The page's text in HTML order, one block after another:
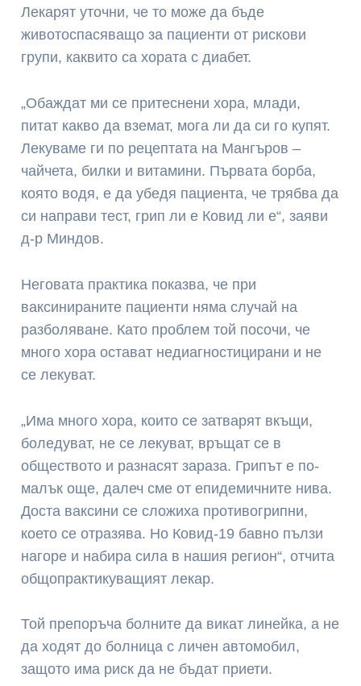
Лекарят уточни, че то може да бъде
животоспасяващо за пациенти от рискови
групи, каквито са хората с диабет.
„Обаждат ми се притеснени хора, млади,
питат какво да вземат, мога ли да си го купят.
Лекуваме ги по рецептата на Мангъров –
чайчета, билки и витамини. Първата борба,
която водя, е да убедя пациента, че трябва да
си направи тест, грип ли е Ковид ли е“, заяви
д-р Миндов.
Неговата практика показва, че при
ваксинираните пациенти няма случай на
разболяване. Като проблем той посочи, че
много хора остават недиагностицирани и не
се лекуват.
„Има много хора, които се затварят вкъщи,
боледуват, не се лекуват, връщат се в
обществото и разнасят зараза. Грипът е по-
малък още, далеч сме от епидемичните нива.
Доста ваксини се сложиха противогрипни,
което се отразява. Но Ковид-19 бавно пълзи
нагоре и набира сила в нашия регион“, отчита
общопрактикуващият лекар.
Той препоръча болните да викат линейка, а не
да ходят до болница с личен автомобил,
защото има риск да не бъдат приети.